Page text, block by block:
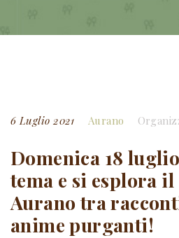
6 Luglio 2021 Aurano
Domenica 18
tema e si esplora
Aurano tra
anime purganti!